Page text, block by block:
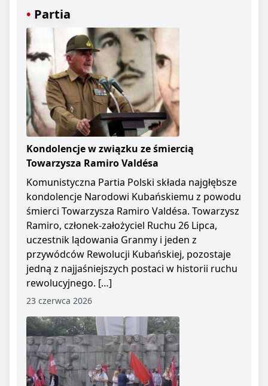
Partia
Kondolencje w związku ze śmiercią
Towarzysza Ramiro Valdésa
Komunistyczna Partia Polski składa najgłębsze
kondolencje Narodowi Kubańskiemu z powodu
śmierci Towarzysza Ramiro Valdésa. Towarzysz
Ramiro, członek-założyciel Ruchu 26 Lipca,
uczestnik lądowania Granmy i jeden z
przywódców Rewolucji Kubańskiej, pozostaje
jedną z najjaśniejszych postaci w historii ruchu
rewolucyjnego. […]
23 czerwca 2026